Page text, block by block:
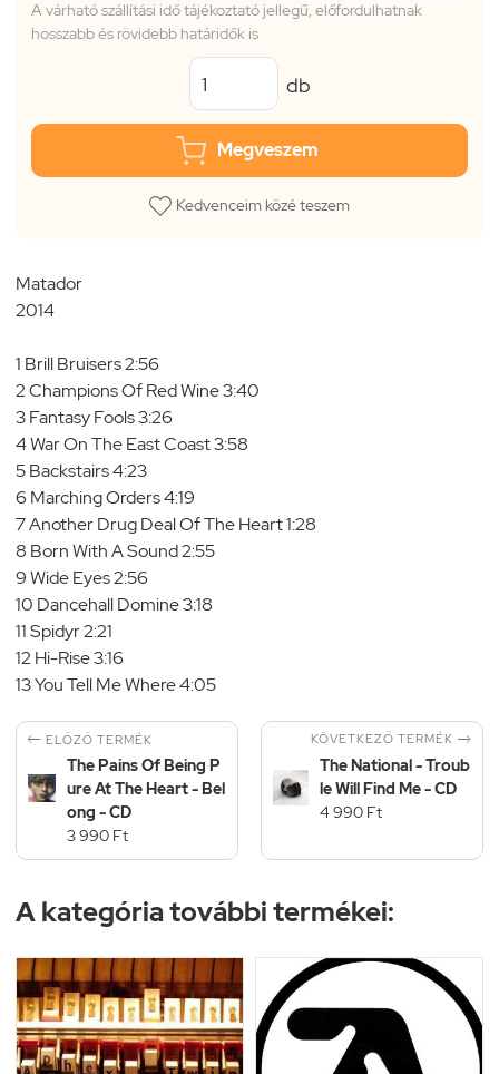
A várható szállítási idő tájékoztató jellegű, előfordulhatnak
hosszabb és rövidebb határidők is
db
Megveszem
Kedvenceim közé teszem
Matador
2014
1 Brill Bruisers 2:56
2 Champions Of Red Wine 3:40
3 Fantasy Fools 3:26
4 War On The East Coast 3:58
5 Backstairs 4:23
6 Marching Orders 4:19
7 Another Drug Deal Of The Heart 1:28
8 Born With A Sound 2:55
9 Wide Eyes 2:56
10 Dancehall Domine 3:18
11 Spidyr 2:21
12 Hi-Rise 3:16
13 You Tell Me Where 4:05
 ELŐZŐ TERMÉK
The Pains Of Being P
ure At The Heart - Bel
ong - CD
3 990 Ft
KÖVETKEZŐ TERMÉK 
The National - Troub
le Will Find Me - CD
4 990 Ft
A kategória további termékei: